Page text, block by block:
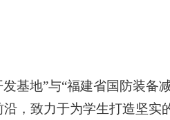
基地”与“福建省国防装备
，致力于为学生打造坚实